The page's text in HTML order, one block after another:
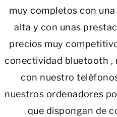
muy completos con
alta y con unas
precios muy
conectividad bluetooth ,
con nuestro
nuestros ordenadores
que dispongan de